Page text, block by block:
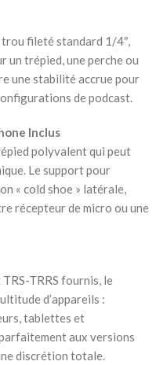
trou fileté standard 1/4″,
un trépied, une perche ou
une stabilité accrue pour
de podcast.
Inclus
polyvalent qui peut
Le support pour
« cold shoe » latérale,
récepteur de micro ou une
TRS-TRRS fournis, le
d’appareils :
tablettes et
aux versions
discrétion totale.